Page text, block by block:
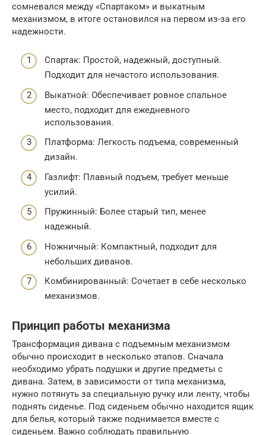
сомневался между «Спартаком» и выкатным
механизмом, в итоге остановился на первом из-за его
надежности.
Спартак: Простой, надежный, доступный.
Подходит для нечастого использования.
Выкатной: Обеспечивает ровное спальное
место, подходит для ежедневного
использования.
Платформа: Легкость подъема, современный
дизайн.
Газлифт: Плавный подъем, требует меньше
усилий.
Пружинный: Более старый тип, менее
надежный.
Ножничный: Компактный, подходит для
небольших диванов.
Комбинированный: Сочетает в себе несколько
механизмов.
Принцип работы механизма
Трансформация дивана с подъемным механизмом
обычно происходит в несколько этапов. Сначала
необходимо убрать подушки и другие предметы с
дивана. Затем, в зависимости от типа механизма,
нужно потянуть за специальную ручку или ленту, чтобы
поднять сиденье. Под сиденьем обычно находится ящик
для белья, который также поднимается вместе с
сиденьем. Важно соблюдать правильную